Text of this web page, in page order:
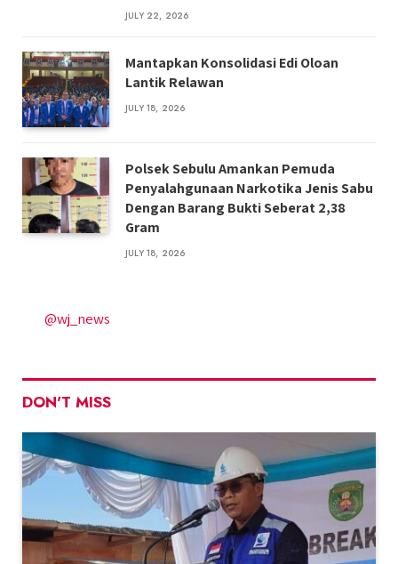
JULY 22, 2026
Mantapkan Konsolidasi Edi Oloan
Lantik Relawan
JULY 18, 2026
Polsek Sebulu Amankan Pemuda
Penyalahgunaan Narkotika Jenis Sabu
Dengan Barang Bukti Seberat 2,38
Gram
JULY 18, 2026
@wj_news
DON'T MISS